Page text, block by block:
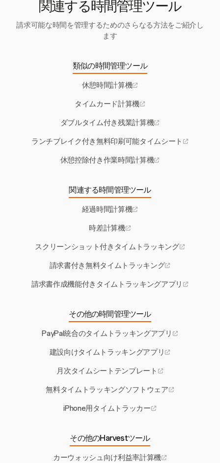
関連する時間管理ツール
請求可能な時間を管理するためのさらなる方法をご紹介し
ます
類似の時間管理ツール
休憩時間計算機
タイムカード計算機
ダブルタイム付き残業計算機
ランチブレイク付き無料印刷可能タイムシート
休憩控除付き作業時間計算機
関連する時間管理ツール
経過時間計算機
時差計算機
スクリーンショット付きタイムトラッキング
請求書付き無料タイムトラッキング
請求書作成機能付きタイムトラッキングアプリ
その他の時間管理ツール
PayPal統合のタイムトラッキングアプリ
建設向けタイムトラッキングアプリ
月次タイムシートテンプレート
無料タイムトラッキングソフトウェア
iPhone用タイムトラッカー
その他のHarvestツール
カーウォッシュ向け利益率計算機